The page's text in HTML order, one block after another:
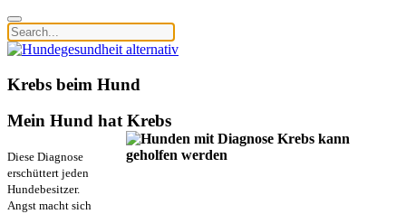
Krebs beim Hund
Mein Hund hat Krebs
Diese Diagnose
erschüttert jeden
Hundebesitzer.
Angst macht sich